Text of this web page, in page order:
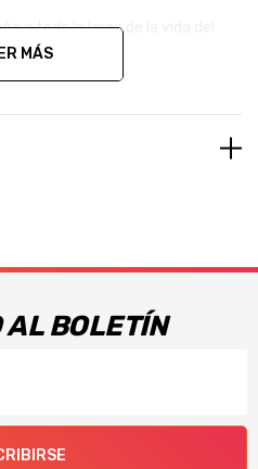
a todo lo largo de la vida del
mejor desempeño en piso
MÁS
AL BOLETÍN